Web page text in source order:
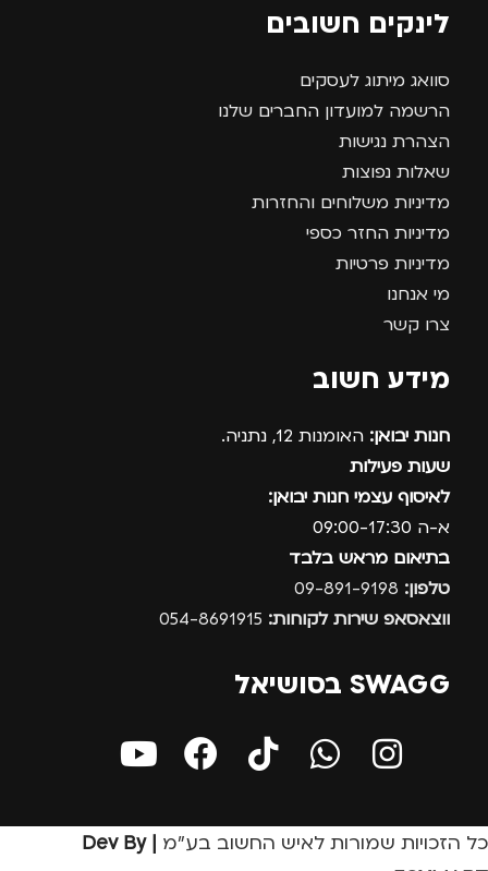
לינקים חשובים
סוואג מיתוג לעסקים
הרשמה למועדון החברים שלנו
הצהרת נגישות
שאלות נפוצות
מדיניות משלוחים והחזרות
מדיניות החזר כספי
מדיניות פרטיות
מי אנחנו
צרו קשר
מידע חשוב
חנות יבואן: האומנות 12, נתניה.
שעות פעילות
לאיסוף עצמי חנות יבואן:
א-ה 09:00-17:30
בתיאום מראש בלבד
טלפון:
ווצאסאפ שירות לקוחות:
SWAGG בסושיאל
כל הזכויות שמורות לאיש החשוב בע״מ
| Dev By